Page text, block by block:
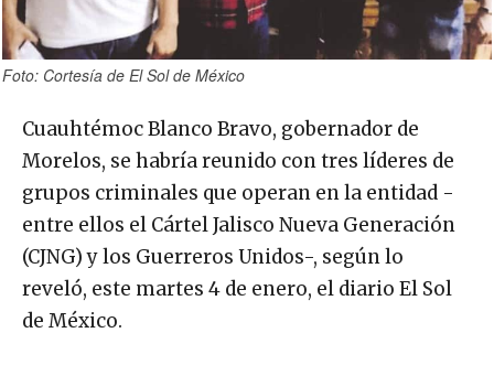
Foto: Cortesía de El Sol de México
Cuauhtémoc Blanco Bravo, gobernador de
Morelos, se habría reunido con tres líderes de
grupos criminales que operan en la entidad -
entre ellos el Cártel Jalisco Nueva Generación
(CJNG) y los Guerreros Unidos-, según lo
reveló, este martes 4 de enero, el diario El Sol
de México.